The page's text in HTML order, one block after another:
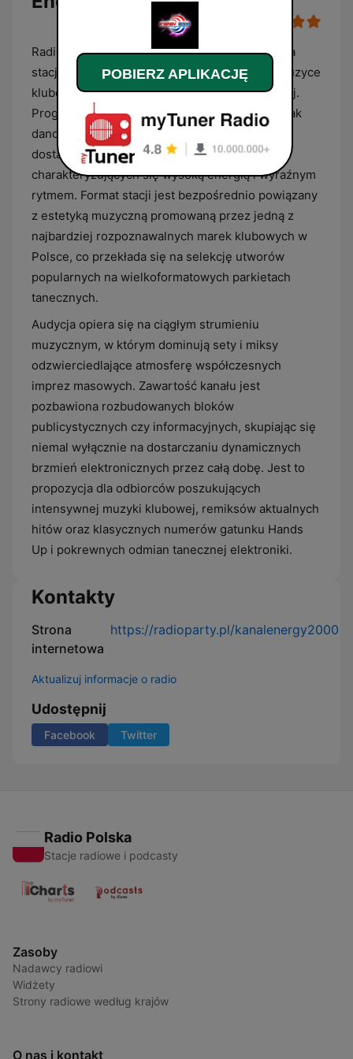
Radio Party - kanał Energy 2000 to internetowa
stacja radiowa dedykowana szeroko pojętej muzyce
klubowej oraz elektronicznej muzyce tanecznej.
Program koncentruje się na gatunkach takich jak
dance, house, electro-house oraz trance,
dostarczając słuchaczom utworów
charakteryzujących się wysoką energią i wyraźnym
rytmem. Format stacji jest bezpośrednio powiązany
z estetyką muzyczną promowaną przez jedną z
najbardziej rozpoznawalnych marek klubowych w
Polsce, co przekłada się na selekcję utworów
popularnych na wielkoformatowych parkietach
tanecznych.
Audycja opiera się na ciągłym strumieniu
muzycznym, w którym dominują sety i miksy
odzwierciedlające atmosferę współczesnych
imprez masowych. Zawartość kanału jest
pozbawiona rozbudowanych bloków
publicystycznych czy informacyjnych, skupiając się
niemal wyłącznie na dostarczaniu dynamicznych
brzmień elektronicznych przez całą dobę. Jest to
propozycja dla odbiorców poszukujących
intensywnej muzyki klubowej, remiksów aktualnych
hitów oraz klasycznych numerów gatunku Hands
Up i pokrewnych odmian tanecznej elektroniki.
Kontakty
Strona
internetowa
https://radioparty.pl/kanalenergy2000
Aktualizuj informacje o radio
Udostępnij
Facebook Twitter
Radio Polska
Stacje radiowe i podcasty
Zasoby
Nadawcy radiowi
Widżety
Strony radiowe według krajów
O nas i kontakt
POBIERZ APLIKACJĘ